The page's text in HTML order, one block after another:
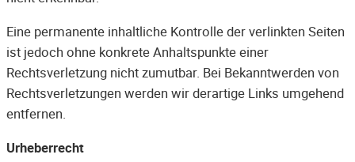
Eine permanente inhaltliche Kontrolle der verlinkten Seiten
ist jedoch ohne konkrete Anhaltspunkte einer
Rechtsverletzung nicht zumutbar. Bei Bekanntwerden von
Rechtsverletzungen werden wir derartige Links umgehend
entfernen.
Urheberrecht